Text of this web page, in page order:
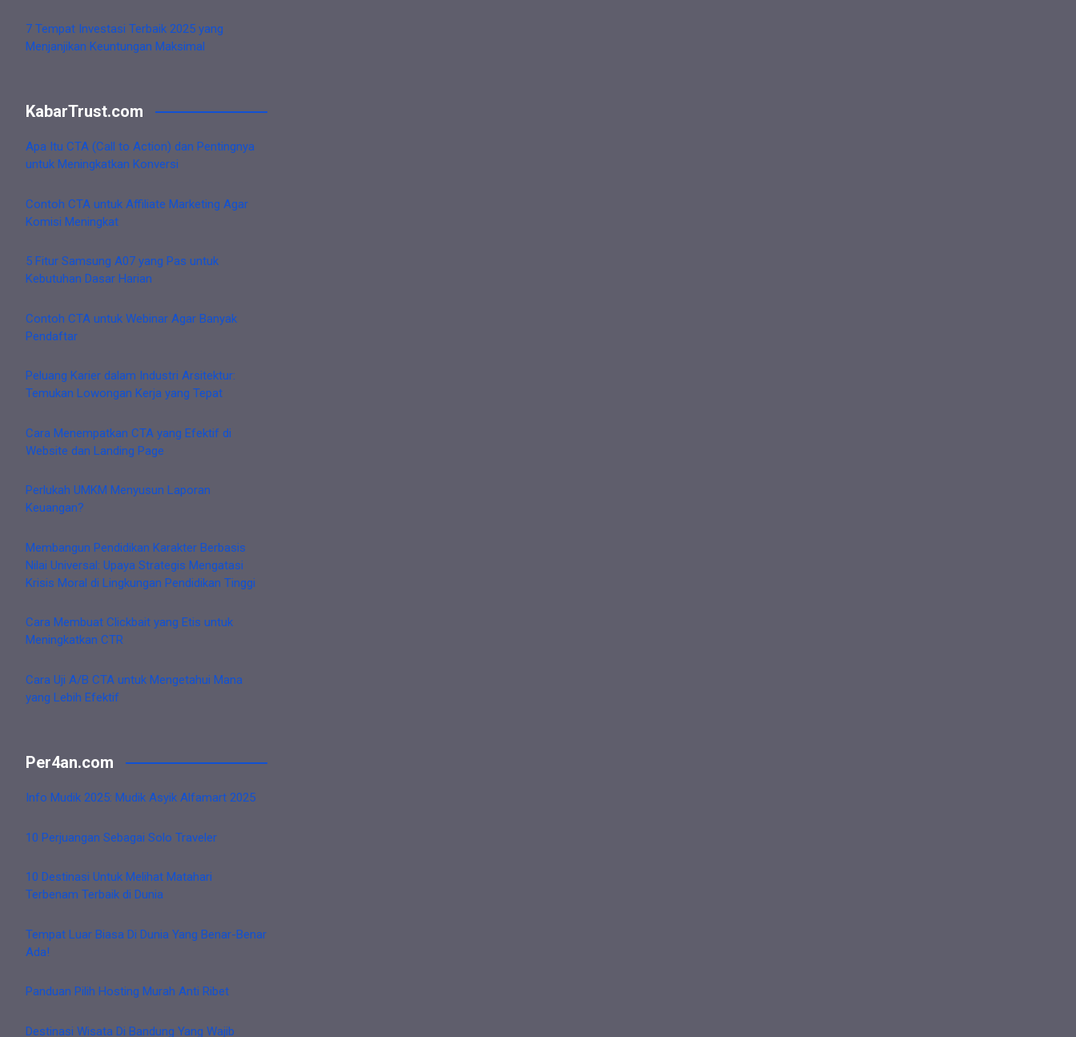
7 Tempat Investasi Terbaik 2025 yang
Menjanjikan Keuntungan Maksimal
KabarTrust.com
Apa Itu CTA (Call to Action) dan Pentingnya
untuk Meningkatkan Konversi
Contoh CTA untuk Affiliate Marketing Agar
Komisi Meningkat
5 Fitur Samsung A07 yang Pas untuk
Kebutuhan Dasar Harian
Contoh CTA untuk Webinar Agar Banyak
Pendaftar
Peluang Karier dalam Industri Arsitektur:
Temukan Lowongan Kerja yang Tepat
Cara Menempatkan CTA yang Efektif di
Website dan Landing Page
Perlukah UMKM Menyusun Laporan
Keuangan?
Membangun Pendidikan Karakter Berbasis
Nilai Universal: Upaya Strategis Mengatasi
Krisis Moral di Lingkungan Pendidikan Tinggi
Cara Membuat Clickbait yang Etis untuk
Meningkatkan CTR
Cara Uji A/B CTA untuk Mengetahui Mana
yang Lebih Efektif
Per4an.com
Info Mudik 2025: Mudik Asyik Alfamart 2025
10 Perjuangan Sebagai Solo Traveler
10 Destinasi Untuk Melihat Matahari
Terbenam Terbaik di Dunia
Tempat Luar Biasa Di Dunia Yang Benar-Benar
Ada!
Panduan Pilih Hosting Murah Anti Ribet
Destinasi Wisata Di Bandung Yang Wajib